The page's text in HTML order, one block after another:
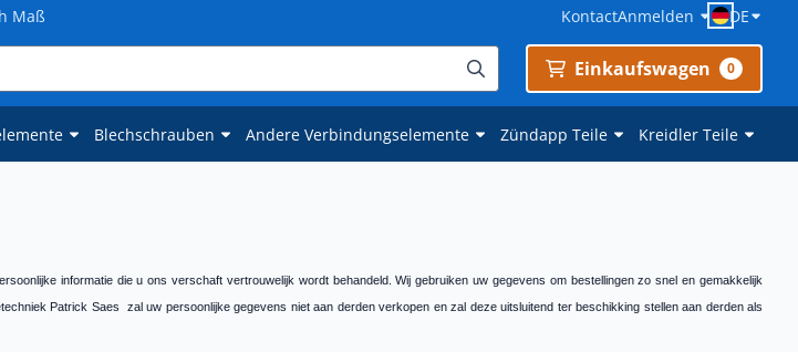
Maß KontactAnmelden DE
Einkaufswagen 0
Blechschrauben Andere Verbindungselemente Zündapp Teile
Kreidler Teile
informatie die u ons verschaft vertrouwelijk wordt behandeld. Wij gebruiken uw gegevens om bestellingen zo snel en gemakkelijk
Patrick Saes zal uw persoonlijke gegevens niet aan derden verkopen en zal deze uitsluitend ter beschikking stellen aan derden als